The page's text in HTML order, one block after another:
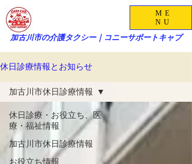
加古川市の介護タクシー｜コニーサポートキャブ
ME
NU
休日診療情報とお知らせ
休日診療・お役立ち、医
療・福祉情報
加古川市休日診療情報
お役立ち情報
加古川市休日診療情報